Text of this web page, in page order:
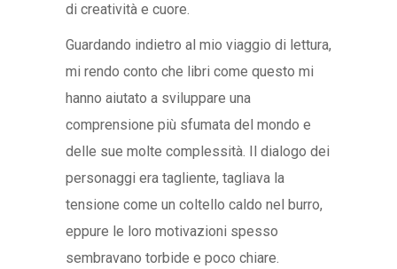
di creatività e cuore.
Guardando indietro al mio viaggio di lettura,
mi rendo conto che libri come questo mi
hanno aiutato a sviluppare una
comprensione più sfumata del mondo e
delle sue molte complessità. Il dialogo dei
personaggi era tagliente, tagliava la
tensione come un coltello caldo nel burro,
eppure le loro motivazioni spesso
sembravano torbide e poco chiare.